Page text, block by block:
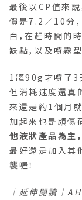
最後以CP值來
價是7.2／10分
白，在趕時間的
缺點，以及噴
1罐90g才噴了3
但消耗速度還真
來還是約1個月
加起來也是頗傷
他液狀產品為主
最好還是加入其
襲喔！
｜延伸閱讀｜